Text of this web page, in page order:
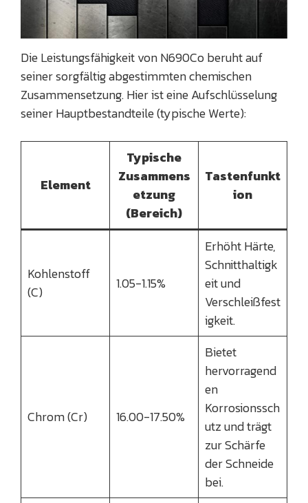
Die Leistungsfähigkeit von N690Co beruht auf
seiner sorgfältig abgestimmten chemischen
Zusammensetzung. Hier ist eine Aufschlüsselung
seiner Hauptbestandteile (typische Werte):
Element
Typische
Zusammens
etzung
(Bereich)
Tastenfunkt
ion
Kohlenstoff
(C)
1.05-1.15%
Erhöht Härte,
Schnitthaltigk
eit und
Verschleißfest
igkeit.
Chrom (Cr) 16.00-17.50%
Bietet
hervorragend
en
Korrosionssch
utz und trägt
zur Schärfe
der Schneide
bei.